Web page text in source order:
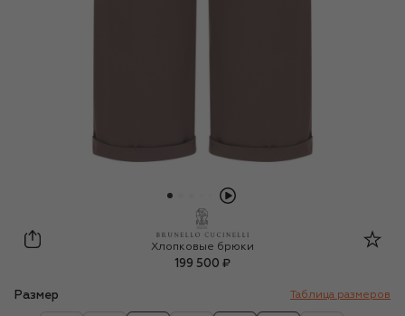
Brunello Cucinelli
Хлопковые брюки
199 500 ₽
Размер Таблица размеров